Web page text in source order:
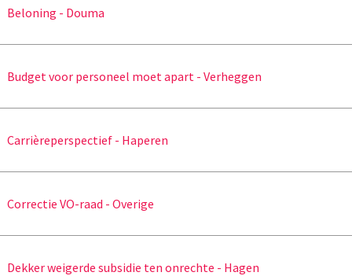
Beloning - Douma
Budget voor personeel moet apart - Verheggen
Carrièreperspectief - Haperen
Correctie VO-raad - Overige
Dekker weigerde subsidie ten onrechte - Hagen